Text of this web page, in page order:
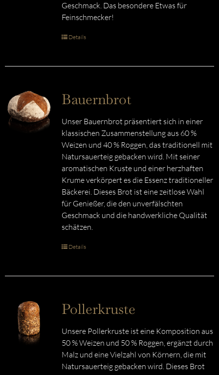
Geschmack. Das besondere Etwas für
Feinschmecker!
Details
Bauernbrot
Unser Bauernbrot präsentiert sich in einer
klassischen Zusammenstellung aus 60 %
Weizen und 40 % Roggen, das traditionell mit
Natursauerteig gebacken wird. Mit seiner
aromatischen Kruste und einer herzhaften
Krume verkörpert es die Essenz traditioneller
Bäckerei. Dieses Brot ist eine zeitlose Wahl
für Genießer, die den unverfälschten
Geschmack und die handwerkliche Qualität
schätzen.
Details
Pollerkruste
Unsere Pollerkruste ist eine Komposition aus
50 % Weizen und 50 % Roggen, ergänzt durch
Malz und eine Vielzahl von Körnern, die mit
Natursauerteig gebacken wird. Dieses Brot